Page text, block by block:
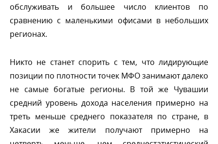
обслуживать и большее число клиентов по
сравнению с маленькими офисами в небольших
регионах.
Никто не станет спорить с тем, что лидирующие
позиции по плотности точек МФО занимают далеко
не самые богатые регионы. В той же Чувашии
средний уровень дохода населения примерно на
треть меньше среднего показателя по стране,
Хакасии же жители получают примерно на